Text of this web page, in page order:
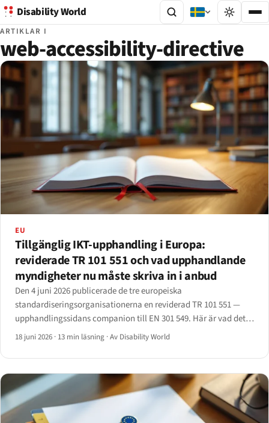
Disability World
ARTIKLAR I
web-accessibility-directive
EU
Tillgänglig IKT-upphandling i Europa:
reviderade TR 101 551 och vad upphandlande
myndigheter nu måste skriva in i anbud
Den 4 juni 2026 publicerade de tre europeiska
standardiseringsorganisationerna en reviderad TR 101 551 —
upphandlingssidans companion till EN 301 549. Här är vad det
innebär för upphandlande myndigheter och de leverantörer som
18 juni 2026 · 13 min läsning ·Av Disability World